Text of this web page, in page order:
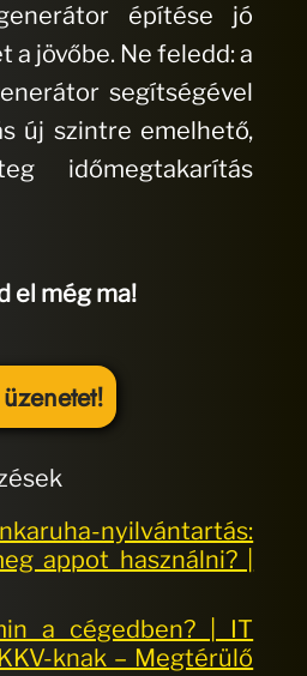
építése jó
a jövőbe. Ne feledd: a
segítségével
új szintre emelhető,
időmegtakarítás
el még ma!
nyilvántartás:
appot használni? |
a cégedben? | IT
knak – Megtérülő